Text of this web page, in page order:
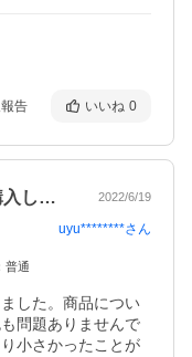
告 いいね 0
父の日に自分へのご褒美として購入しまし… 2022/6/19
uyu********さん
普通
した。商品につい
問題ありませんで
小さかったことが